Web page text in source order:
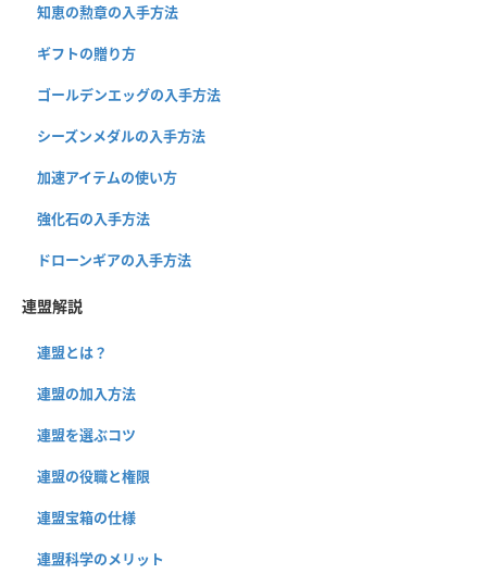
知恵の勲章の入手方法
ギフトの贈り方
ゴールデンエッグの入手方法
シーズンメダルの入手方法
加速アイテムの使い方
強化石の入手方法
ドローンギアの入手方法
連盟解説
連盟とは？
連盟の加入方法
連盟を選ぶコツ
連盟の役職と権限
連盟宝箱の仕様
連盟科学のメリット